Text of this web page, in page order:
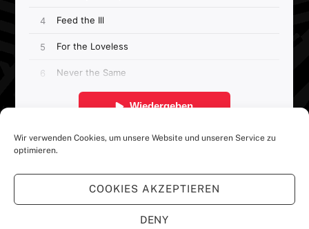
Wir verwenden Cookies, um unsere Website und unseren Service zu
optimieren.
COOKIES AKZEPTIEREN
DENY